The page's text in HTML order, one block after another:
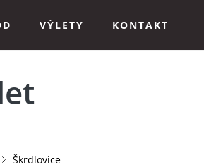
VÝLETY KONTAKT
Škrdlovice